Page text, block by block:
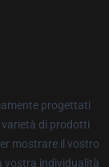
progettati
di prodotti
mostrare il vostro
vostra individualità